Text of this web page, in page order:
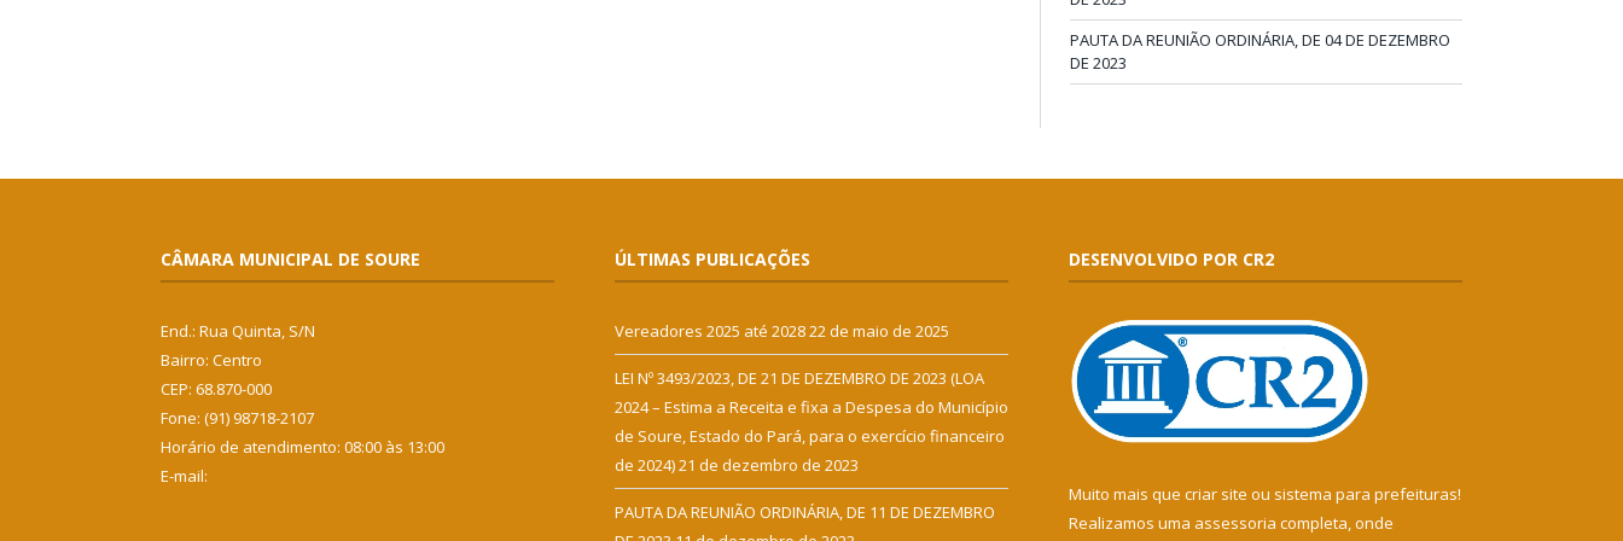
PAUTA DA REUNIÃO ORDINÁRIA, DE 04 DE DEZEMBRO
DE 2023
CÂMARA MUNICIPAL DE SOURE
End.: Rua Quinta, S/N
Bairro: Centro
CEP: 68.870-000
Fone: (91) 98718-2107
Horário de atendimento: 08:00 às 13:00
E-mail:
ÚLTIMAS PUBLICAÇÕES
Vereadores 2025 até 202822 de maio de 2025
LEI Nº 3493/2023, DE 21 DE DEZEMBRO DE 2023 (LOA
2024 – Estima a Receita e fixa a Despesa do Município
de Soure, Estado do Pará, para o exercício financeiro
de 2024)21 de dezembro de 2023
PAUTA DA REUNIÃO ORDINÁRIA, DE 11 DE DEZEMBRO
DESENVOLVIDO POR CR2
Muito mais que criar site ou sistema para prefeituras!
Realizamos uma assessoria completa, onde